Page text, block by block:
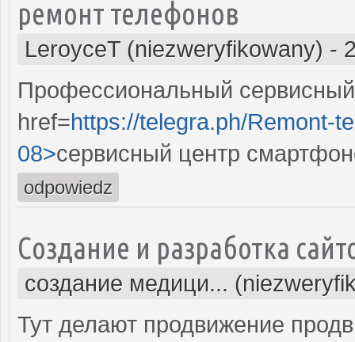
ремонт телефонов
LeroyceT (niezweryfikowany) -
Профессиональный
href=https://telegra.ph/Remont-
08>сервисный центр
odpowiedz
Создание и разработка
создание медици...
Тут делают продвижение